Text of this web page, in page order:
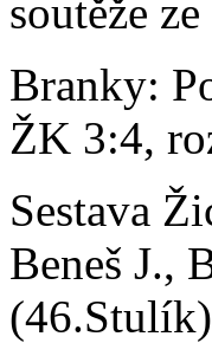
soutěže
Branky:
ŽK 3:4,
Sestava
Beneš J.,